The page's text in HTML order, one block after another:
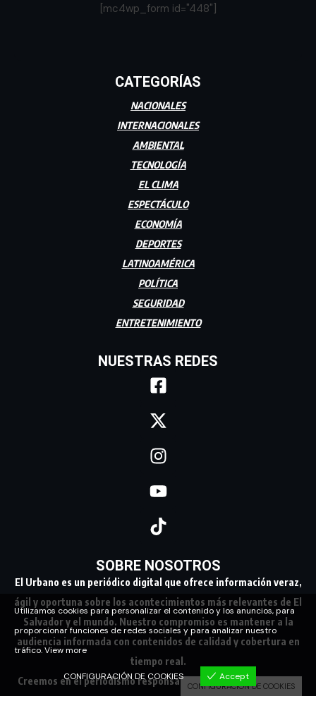
[mc4wp_form id="448"]
CATEGORÍAS
NACIONALES
INTERNACIONALES
AMBIENTAL
TECNOLOGÍA
EL CLIMA
ESPECTÁCULO
ECONOMÍA
DEPORTES
LATINOAMÉRICA
POLÍTICA
SEGURIDAD
ENTRETENIMIENTO
NUESTRAS REDES
SOBRE NOSOTROS
El Urbano es un periódico digital que ofrece información veraz,
ágil y oportuna sobre los acontecimientos más relevantes de El
Salvador y el mundo. Nuestro compromiso es mantener a la
audiencia informada con contenidos de calidad y cobertura en
tiempo real.
Creemos en el periodismo responsable, conectando a nuestra
Utilizamos cookies para personalizar el contenido y los anuncios, para
proporcionar funciones de redes sociales y para analizar nuestro
tráfico.View more
CONFIGURACIÓN DE COOKIES Accept
CONFIGURACIÓN DE COOKIES